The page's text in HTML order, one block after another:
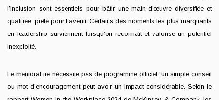
l’inclusion sont essentiels pour bâtir une main-d’œuvre diversifiée et
qualifiée, prête pour l’avenir. Certains des moments les plus marquants
en leadership surviennent lorsqu’on reconnaît et valorise un potentiel
inexploité.
Le mentorat ne nécessite pas de programme officiel; un simple conseil
ou mot d’encouragement peut avoir un impact considérable. Selon le